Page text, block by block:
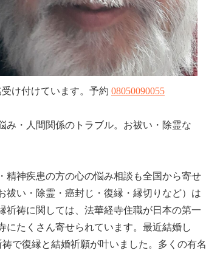
け付けています。予約 08050090055
み・人間関係のトラブル。お祓い・除霊な
精神疾患の方の心の悩み相談も全国から寄せ
祓い・除霊・癌封じ・復縁・縁切りなど）は
祈祷に関しては、法華経寺住職が日本の第一
にたくさん寄せられています。最近結婚し
で復縁と結婚祈願が叶いました。多くの有名